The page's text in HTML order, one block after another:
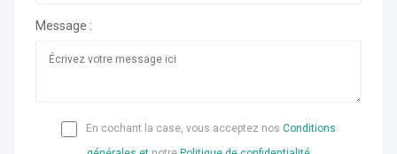
Message :
En cochant la case, vous acceptez nos Conditions